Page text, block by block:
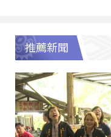
推薦新聞